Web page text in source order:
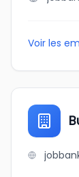
Voir les